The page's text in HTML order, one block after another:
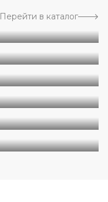
Перейти в каталог